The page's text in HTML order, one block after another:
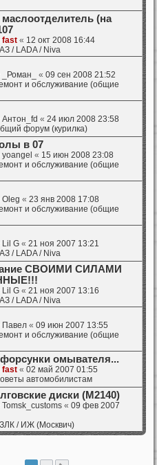
(на
fast « 12 окт 2008 16:44
/ LADA / Niva
_Роман_ « 09 сен 2008 21:52
и обслуживание (общие
Антон_fd « 24 июл 2008 23:58
форум (курилка)
в 07
yoangel « 15 июн 2008 23:08
и обслуживание (общие
Oleg « 23 янв 2008 17:08
и обслуживание (общие
Lil G « 21 ноя 2007 13:21
/ LADA / Niva
СВОИМИ СИЛАМИ
Lil G « 21 ноя 2007 13:16
/ LADA / Niva
Павел « 09 июн 2007 13:55
и обслуживание (общие
омывателя...
fast « 02 май 2007 01:55
автомобилистам
диски (М2140)
Tomsk_customs « 09 фев 2007
/ ИЖ (Москвич)